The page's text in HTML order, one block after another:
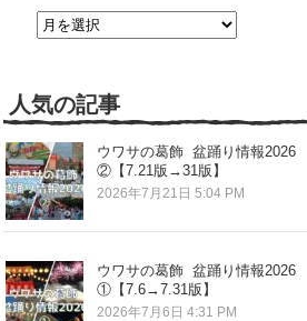
人気の記事
ウワサの葛飾 盆踊り情報2026
②【7.21版→31版】
2026年7月21日 5:04 PM
ウワサの葛飾 盆踊り情報2026
①【7.6→7.31版】
2026年7月6日 4:31 PM